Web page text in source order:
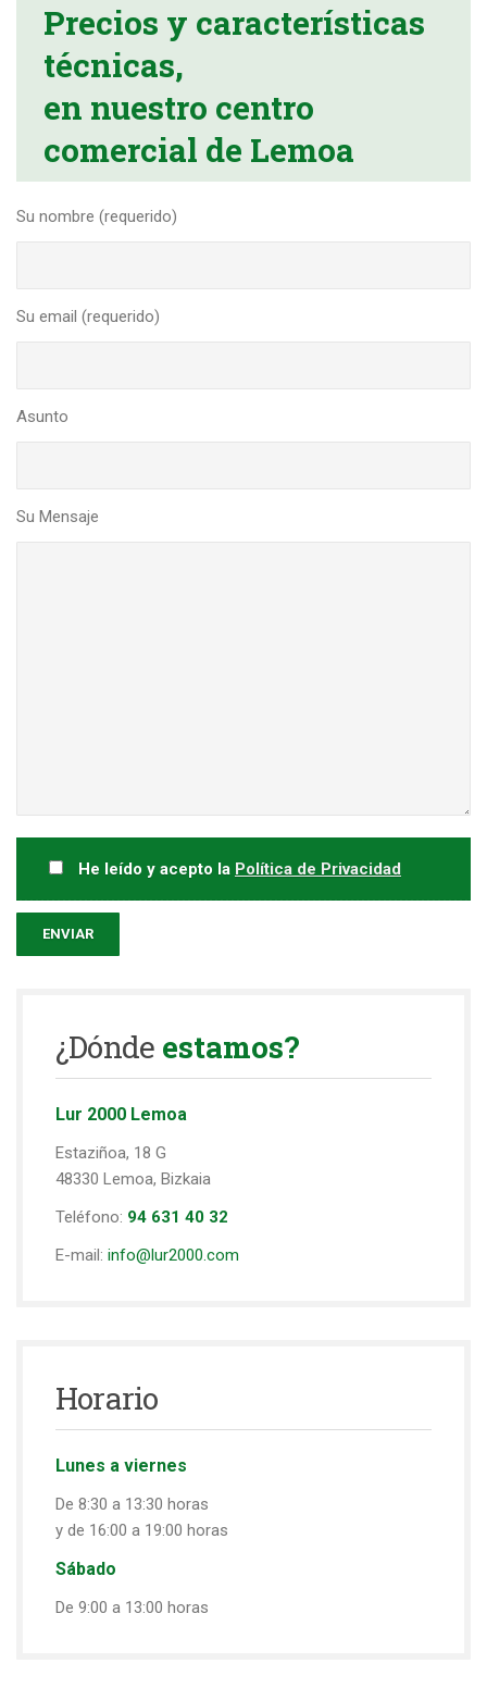
Precios y características
técnicas,
en nuestro centro
comercial de Lemoa
Su nombre (requerido)
Su email (requerido)
Asunto
Su Mensaje
He leído y acepto la Política de Privacidad
¿Dónde estamos?
Lur 2000 Lemoa
Estaziñoa, 18 G
48330 Lemoa, Bizkaia
Teléfono: 94 631 40 32
E-mail: info@lur2000.com
Horario
Lunes a viernes
De 8:30 a 13:30 horas
y de 16:00 a 19:00 horas
Sábado
De 9:00 a 13:00 horas